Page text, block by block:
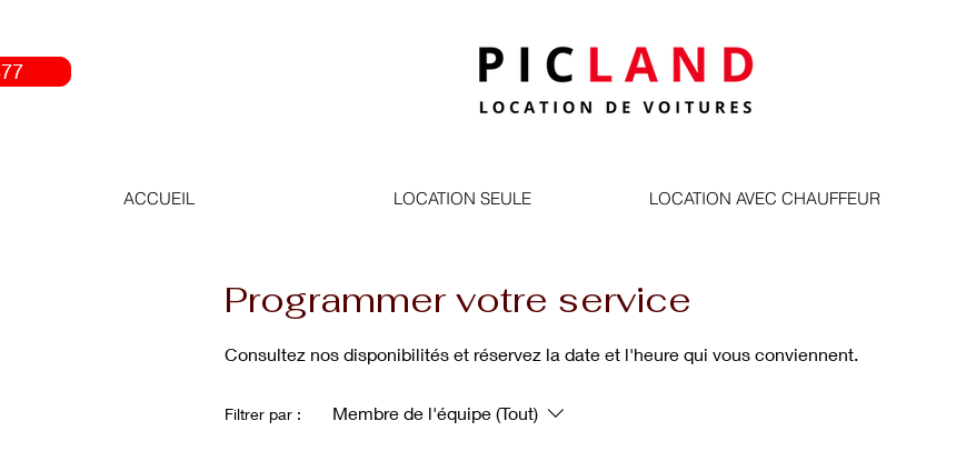
ACCUEIL LOCATION SEULE LOCATION AVEC CHAUFFEUR
Programmer votre service
Consultez nos disponibilités et réservez la date et l'heure qui vous conviennent.
Filtrer par : Membre de l'équipe (Tout)